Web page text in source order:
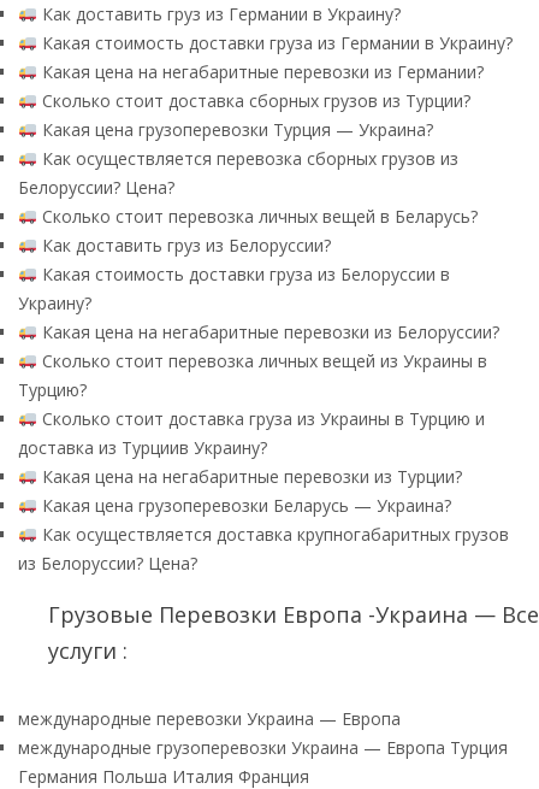
Как доставить груз из Германии в Украину?
Какая стоимость доставки груза из Германии в Украину?
Какая цена на негабаритные перевозки из Германии?
Сколько стоит доставка сборных грузов из Турции?
Какая цена грузоперевозки Турция — Украина?
Как осуществляется перевозка сборных грузов из
Белоруссии? Цена?
Сколько стоит перевозка личных вещей в Беларусь?
Как доставить груз из Белоруссии?
Какая стоимость доставки груза из Белоруссии в
Украину?
Какая цена на негабаритные перевозки из Белоруссии?
Сколько стоит перевозка личных вещей из Украины в
Турцию?
Сколько стоит доставка груза из Украины в Турцию и
доставка из Турциив Украину?
Какая цена на негабаритные перевозки из Турции?
Какая цена грузоперевозки Беларусь — Украина?
Как осуществляется доставка крупногабаритных грузов
из Белоруссии? Цена?
Грузовые Перевозки Европа -Украина — Все
услуги :
международные перевозки Украина — Европа
международные грузоперевозки Украина — Европа Турция
Германия Польша Италия Франция